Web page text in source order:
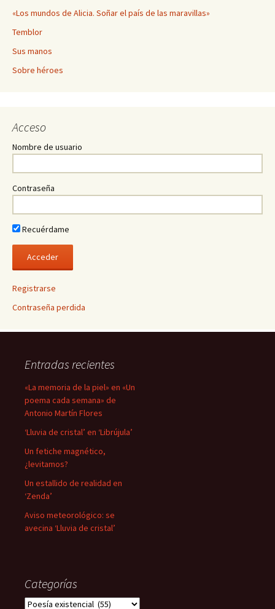
«Los mundos de Alicia. Soñar el país de las maravillas»
Temblor
Sus manos
Sobre héroes
Acceso
Nombre de usuario
Contraseña
Recuérdame
Registrarse
Contraseña perdida
Entradas recientes
«La memoria de la piel» en «Un
poema cada semana» de
Antonio Martín Flores
‘Lluvia de cristal’ en ‘Librújula’
Un fetiche magnético,
¿levitamos?
Un estallido de realidad en
‘Zenda’
Aviso meteorológico: se
avecina ‘Lluvia de cristal’
Categorías
Categorías